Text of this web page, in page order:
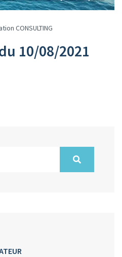
CONSULTING
10/08/2021